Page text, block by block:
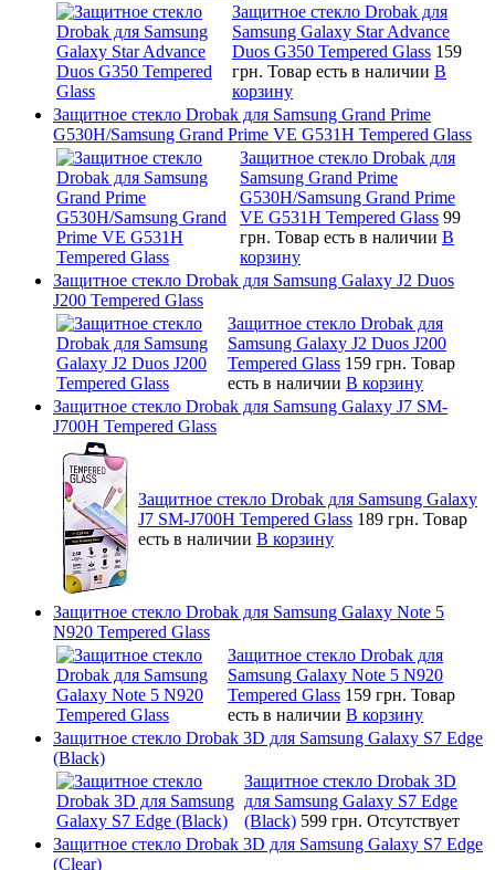
Защитное стекло Drobak для
Samsung Galaxy Star Advance
Duos G350 Tempered Glass 159
грн. Товар есть в наличии В
корзину
Защитное стекло Drobak для Samsung Grand Prime
G530H/Samsung Grand Prime VE G531H Tempered Glass
Защитное стекло Drobak для
Samsung Grand Prime
G530H/Samsung Grand Prime
VE G531H Tempered Glass 99
грн. Товар есть в наличии В
корзину
Защитное стекло Drobak для Samsung Galaxy J2 Duos
J200 Tempered Glass
Защитное стекло Drobak для
Samsung Galaxy J2 Duos J200
Tempered Glass 159 грн. Товар
есть в наличии В корзину
Защитное стекло Drobak для Samsung Galaxy J7 SM-
J700H Tempered Glass
Защитное стекло Drobak для Samsung Galaxy
J7 SM-J700H Tempered Glass 189 грн. Товар
есть в наличии В корзину
Защитное стекло Drobak для Samsung Galaxy Note 5
N920 Tempered Glass
Защитное стекло Drobak для
Samsung Galaxy Note 5 N920
Tempered Glass 159 грн. Товар
есть в наличии В корзину
Защитное стекло Drobak 3D для Samsung Galaxy S7 Edge
(Black)
Защитное стекло Drobak 3D
для Samsung Galaxy S7 Edge
(Black) 599 грн. Отсутствует
Защитное стекло Drobak 3D для Samsung Galaxy S7 Edge
(Clear)